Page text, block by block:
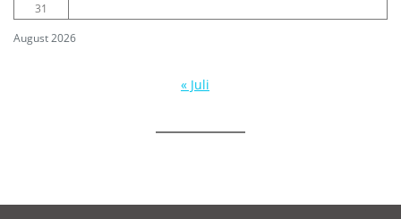
August 2026
31
« Juli